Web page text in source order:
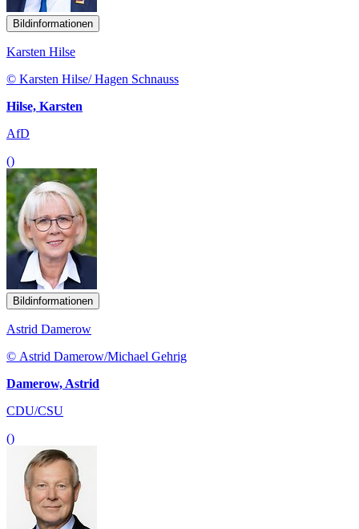
Bildinformationen
Karsten Hilse
© Karsten Hilse/ Hagen Schnauss
Hilse, Karsten
AfD
()
Bildinformationen
Astrid Damerow
© Astrid Damerow/Michael Gehrig
Damerow, Astrid
CDU/CSU
()